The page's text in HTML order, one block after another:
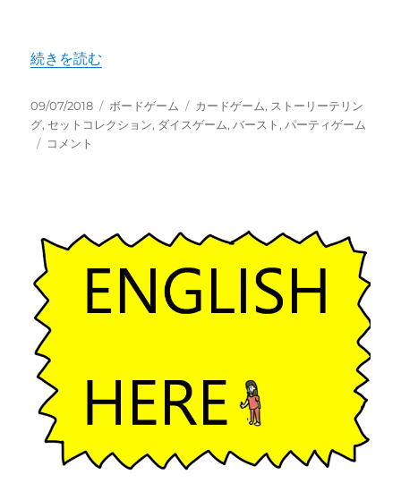
"現実味あふれたカードで人生を作るのが楽しい「ＣＶ
続きを読む
投
稿
日:
09/07/2018
カ
テ
ボードゲーム
タ
グ
カードゲーム, ストーリーテリン
グ, セットコレクション, ダイスゲーム,バースト,パーティゲーム
現
れ
た
カ
ー
で
生
を
作
る
の
コメント